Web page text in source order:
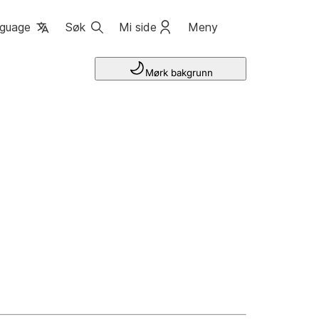
Søk Mi side Meny
Mørk bakgrunn